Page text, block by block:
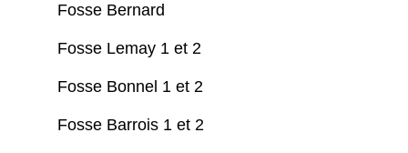
Fosse Bernard
Fosse Lemay 1 et 2
Fosse Bonnel 1 et 2
Fosse Barrois 1 et 2